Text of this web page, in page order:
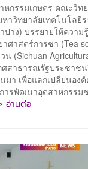
รรมเกษตร คณะวิท
หาวิทยาลัยเทคโนโลยี
าง) บรรยายให้ความ
ศาสตร์การชา (Tea
(Sichuan
สาธารณรัฐประชาชน
มา เพื่อแลกเปลี่ยนอง
การพัฒนาอุตสาหกร
อ่านต่อ